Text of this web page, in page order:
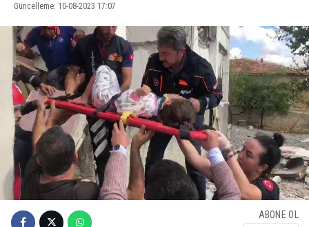
Güncelleme: 10-08-2023 17:07
ABONE OL